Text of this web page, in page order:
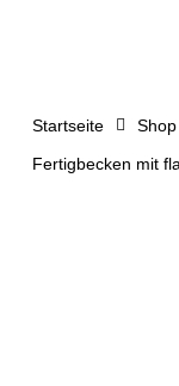
Startseite Shop
Fertigbecken mit